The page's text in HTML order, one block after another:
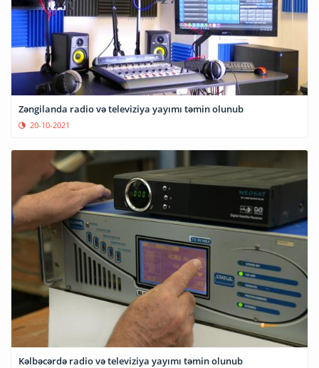
Zəngilanda radio və televiziya yayımı təmin olunub
20-10-2021
Kəlbəcərdə radio və televiziya yayımı təmin olunub